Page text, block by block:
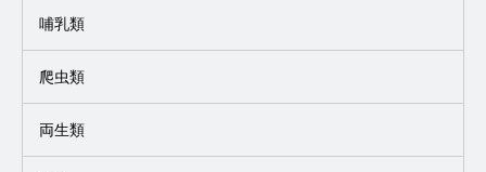
哺乳類
爬虫類
両生類